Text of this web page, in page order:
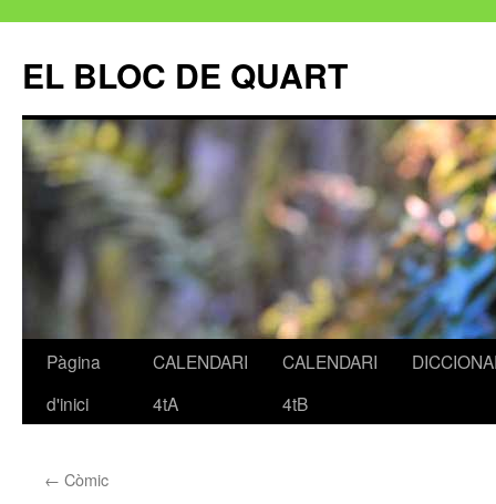
EL BLOC DE QUART
Vés
Pàgina
d'inici
CALENDARI
4tA
CALENDARI
4tB
← Còmic